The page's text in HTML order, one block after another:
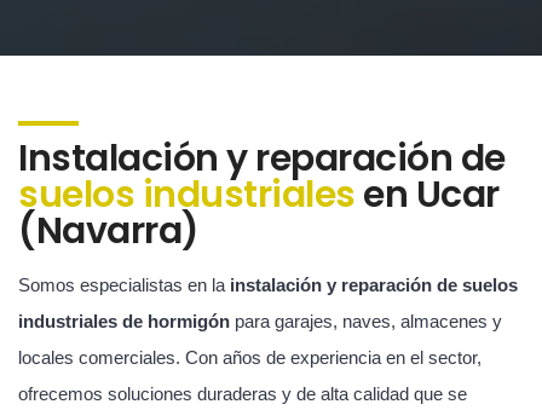
Instalación y reparación de
suelos industrialesen Ucar
(Navarra)
Somos especialistas en la instalación y reparación de suelos
industriales de hormigón para garajes, naves, almacenes y
locales comerciales. Con años de experiencia en el sector,
ofrecemos soluciones duraderas y de alta calidad que se